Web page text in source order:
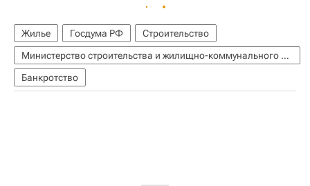
Жилье Госдума РФ
Строительство
Министерство строительства и жилищно-коммунального хозяйства РФ (Минстрой России)
Банкротство